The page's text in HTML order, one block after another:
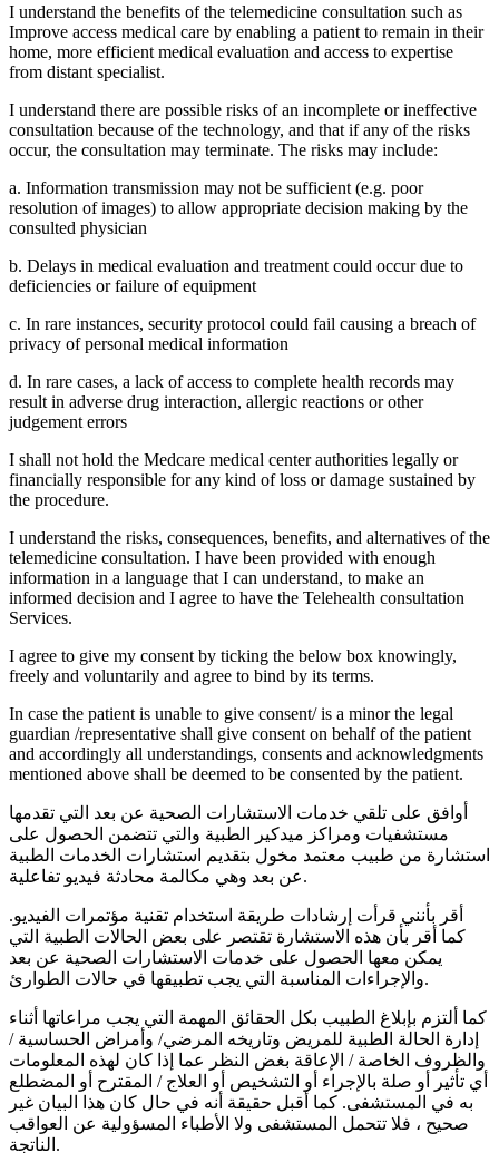
I understand the benefits of the telemedicine consultation such as
Improve access medical care by enabling a patient to remain in their
home, more efficient medical evaluation and access to expertise
from distant specialist.
I understand there are possible risks of an incomplete or ineffective
consultation because of the technology, and that if any of the risks
occur, the consultation may terminate. The risks may include:
a. Information transmission may not be sufficient (e.g. poor
resolution of images) to allow appropriate decision making by the
consulted physician
b. Delays in medical evaluation and treatment could occur due to
deficiencies or failure of equipment
c. In rare instances, security protocol could fail causing a breach of
privacy of personal medical information
d. In rare cases, a lack of access to complete health records may
result in adverse drug interaction, allergic reactions or other
judgement errors
I shall not hold the Medcare medical center authorities legally or
financially responsible for any kind of loss or damage sustained by
the procedure.
I understand the risks, consequences, benefits, and alternatives of the
telemedicine consultation. I have been provided with enough
information in a language that I can understand, to make an
informed decision and I agree to have the Telehealth consultation
Services.
I agree to give my consent by ticking the below box knowingly,
freely and voluntarily and agree to bind by its terms.
In case the patient is unable to give consent/ is a minor the legal
guardian /representative shall give consent on behalf of the patient
and accordingly all understandings, consents and acknowledgments
mentioned above shall be deemed to be consented by the patient.
أوافق على تلقي خدمات الاستشارات الصحية عن بعد التي تقدمها
مستشفيات ومراكز ميدكير الطبية والتي تتضمن الحصول على
استشارة من طبيب معتمد مخول بتقديم استشارات الخدمات الطبية
عن بعد وهي مكالمة محادثة فيديو تفاعلية.
أقر بأنني قرأت إرشادات طريقة استخدام تقنية مؤتمرات الفيديو.
كما أقر بأن هذه الاستشارة تقتصر على بعض الحالات الطبية التي
يمكن معها الحصول على خدمات الاستشارات الصحية عن بعد
والإجراءات المناسبة التي يجب تطبيقها في حالات الطوارئ.
كما ألتزم بإبلاغ الطبيب بكل الحقائق المهمة التي يجب مراعاتها أثناء
إدارة الحالة الطبية للمريض وتاريخه المرضي/ وأمراض الحساسية /
والظروف الخاصة / الإعاقة بغض النظر عما إذا كان لهذه المعلومات
أي تأثير أو صلة بالإجراء أو التشخيص أو العلاج / المقترح أو المضطلع
به في المستشفى. كما أقبل حقيقة أنه في حال كان هذا البيان غير
صحيح ، فلا تتحمل المستشفى ولا الأطباء المسؤولية عن العواقب
الناتجة.